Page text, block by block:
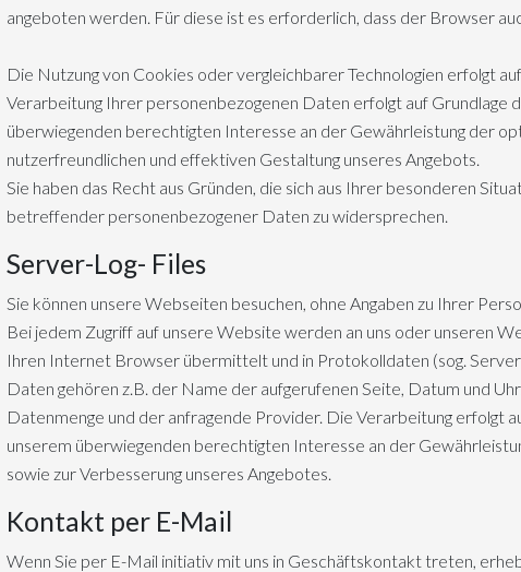
angeboten werden. Für diese ist es erforderlich, dass der Browser
Die Nutzung von Cookies oder vergleichbarer Technologien erfolgt
Verarbeitung Ihrer personenbezogenen Daten erfolgt auf Grundlage
überwiegenden berechtigten Interesse an der Gewährleistung der
nutzerfreundlichen und effektiven Gestaltung unseres Angebots.
Sie haben das Recht aus Gründen, die sich aus Ihrer besonderen
betreffender personenbezogener Daten zu widersprechen.
Server-Log- Files
Sie können unsere Webseiten besuchen, ohne Angaben zu Ihrer
Bei jedem Zugriff auf unsere Website werden an uns oder unseren
Ihren Internet Browser übermittelt und in Protokolldaten (sog.
Daten gehören z.B. der Name der aufgerufenen Seite, Datum und
Datenmenge und der anfragende Provider. Die Verarbeitung erfolgt
unserem überwiegenden berechtigten Interesse an der
sowie zur Verbesserung unseres Angebotes.
Kontakt per E-Mail
Wenn Sie per E-Mail initiativ mit uns in Geschäftskontakt treten,